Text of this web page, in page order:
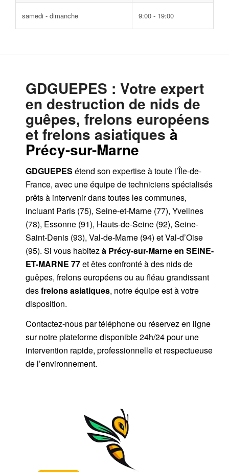
samedi - dimanche 9:00 - 19:00
GDGUEPES : Votre expert
en destruction de nids de
guêpes, frelons européens
et frelons asiatiquesà
Précy-sur-Marne
GDGUEPES étend son expertise à toute l’Île-de-
France, avec une équipe de techniciens spécialisés
prêts à intervenir dans toutes les communes,
incluant Paris (75), Seine-et-Marne (77), Yvelines
(78), Essonne (91), Hauts-de-Seine (92), Seine-
Saint-Denis (93), Val-de-Marne (94) et Val-d’Oise
(95). Si vous habitez à Précy-sur-Marneen SEINE-
ET-MARNE 77et êtes confronté à des nids de
guêpes, frelons européens ou au fléau grandissant
desfrelons asiatiques, notre équipe est à votre
disposition.
Contactez-nous partéléphoneou réservez en ligne
sur notre plateforme disponible 24h/24pour une
intervention rapide, professionnelle et respectueuse
de l’environnement.